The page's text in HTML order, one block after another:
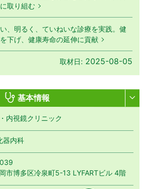
取り組む
、明るく、ていねいな診療を実践。健
下げ、健康寿命の延伸に貢献
取材日: 2025-08-05
基本情報
内視鏡クリニック
器内科
市博多区冷泉町5-13 LYFARTビル 4階